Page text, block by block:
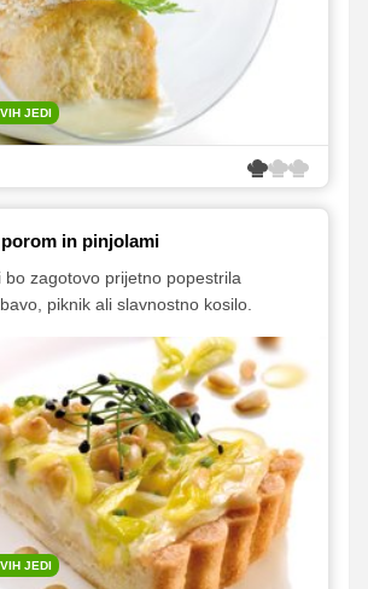
JEDI
in pinjolami
bo zagotovo prijetno popestrila
piknik ali slavnostno kosilo.
JEDI